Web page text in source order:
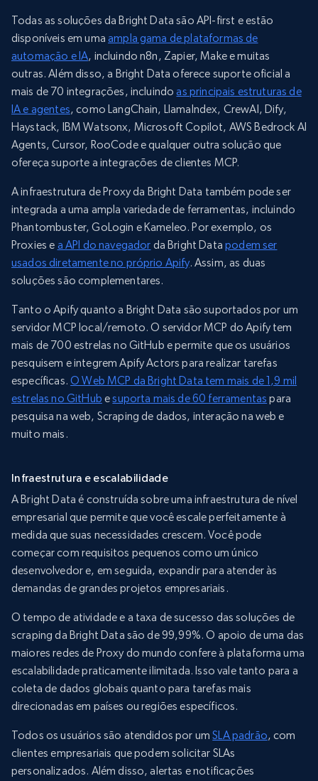
Todas as soluções da Bright Data são API-first e estão
disponíveis em umaampla gama de plataformas de
automação e IA, incluindo n8n, Zapier, Make e muitas
outras. Além disso, a Bright Data oferece suporte oficial a
mais de 70 integrações, incluindoas principais estruturas de
IA e agentes, como LangChain, LlamaIndex, CrewAI, Dify,
Haystack, IBM Watsonx, Microsoft Copilot, AWS Bedrock AI
Agents, Cursor, RooCode e qualquer outra solução que
ofereça suporte a integrações de clientes MCP.
A infraestrutura de Proxy da Bright Data também pode ser
integrada a uma ampla variedade de ferramentas, incluindo
Phantombuster, GoLogin e Kameleo. Por exemplo, os
Proxies e a API do navegador da Bright Datapodem ser
usados diretamente no próprio Apify. Assim, as duas
soluções são complementares.
Tanto o Apify quanto a Bright Data são suportados por um
servidor MCP local/remoto. O servidor MCP do Apify tem
mais de 700 estrelas no GitHub e permite que os usuários
pesquisem e integrem Apify Actors para realizar tarefas
específicas.O Web MCP da Bright Data tem mais de 1,9 mil
estrelas no GitHub esuporta mais de 60 ferramentas para
pesquisa na web, Scraping de dados, interação na web e
muito mais.
Infraestrutura e escalabilidade
A Bright Data é construída sobre uma infraestrutura de nível
empresarial que permite que você escale perfeitamente à
medida que suas necessidades crescem. Você pode
começar com requisitos pequenos como um único
desenvolvedor e, em seguida, expandir para atender às
demandas de grandes projetos empresariais.
O tempo de atividade e a taxa de sucesso das soluções de
scraping da Bright Data são de 99,99%. O apoio de uma das
maiores redes de Proxy do mundo confere à plataforma uma
escalabilidade praticamente ilimitada. Isso vale tanto para a
coleta de dados globais quanto para tarefas mais
direcionadas em países ou regiões específicos.
Todos os usuários são atendidos por umSLA padrão, com
clientes empresariais que podem solicitar SLAs
personalizados. Além disso, alertas e notificações